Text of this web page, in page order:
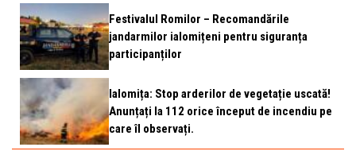
Festivalul Romilor – Recomandările
jandarmilor ialomițeni pentru siguranța
participanților
Ialomița: Stop arderilor de vegetație uscată!
Anunțați la 112 orice început de incendiu pe
care îl observați.